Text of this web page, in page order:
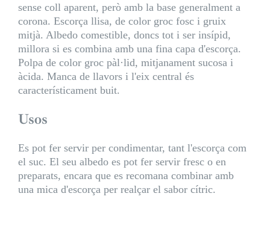
sense coll aparent, però amb la base generalment a
corona. Escorça llisa, de color groc fosc i gruix
mitjà. Albedo comestible, doncs tot i ser insípid,
millora si es combina amb una fina capa d'escorça.
Polpa de color groc pàl·lid, mitjanament sucosa i
àcida. Manca de llavors i l'eix central és
característicament buit.
Usos
Es pot fer servir per condimentar, tant l'escorça com
el suc. El seu albedo es pot fer servir fresc o en
preparats, encara que es recomana combinar amb
una mica d'escorça per realçar el sabor cítric.